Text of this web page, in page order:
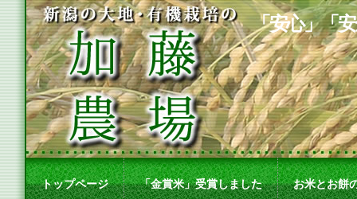
「安心」「
トップページ 「金賞米」受賞しました お米とお餅